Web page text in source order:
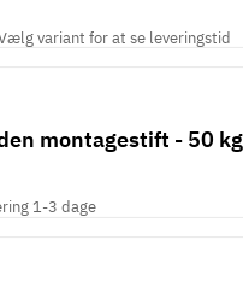
variant for at se leveringstid
montagestift - 50 kg
1-3 dage